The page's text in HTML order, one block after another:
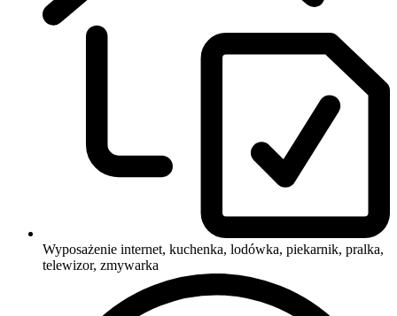
Wyposażenie internet, kuchenka, lodówka, piekarnik, pralka,
telewizor, zmywarka